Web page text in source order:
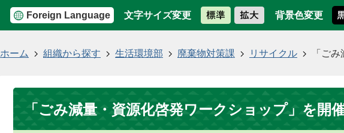
Foreign Language 文字サイズ変更 背景色変更
ホーム 組織から探す 生活環境部 廃棄物対策課 リサイクル 「ご
「ごみ減量・資源化啓発ワークショップ」を開